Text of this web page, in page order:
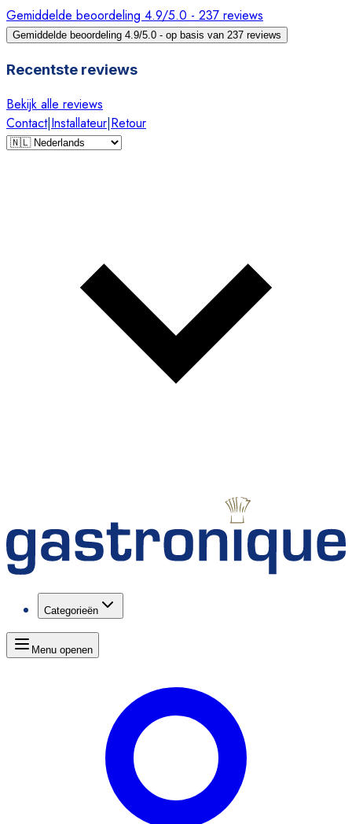
Gemiddelde beoordeling 4.9/5.0 - 237 reviews
Gemiddelde beoordeling 4.9/5.0 - op basis van 237 reviews
Recentste reviews
Bekijk alle reviews
Contact|Installateur|Retour
Categorieën
Menu openen